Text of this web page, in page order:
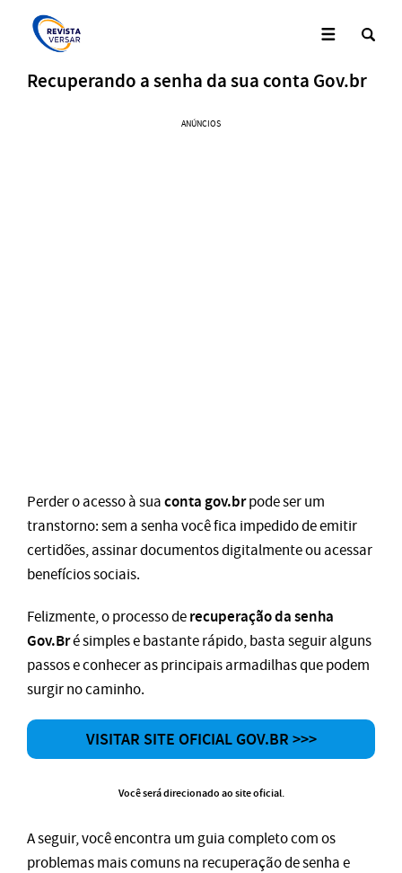
Recuperando a senha da sua conta Gov.br
ANÚNCIOS
Perder o acesso à suaconta gov.brpode ser um
transtorno: sem a senha você fica impedido de emitir
certidões, assinar documentos digitalmente ou acessar
benefícios sociais.
Felizmente, o processo derecuperação da senha
Gov.Bré simples e bastante rápido, basta seguir alguns
passos e conhecer as principais armadilhas que podem
surgir no caminho.
VISITAR SITE OFICIAL GOV.BR >>>
Você será direcionado ao site oficial.
A seguir, você encontra um guia completo com os
problemas mais comuns na recuperação de senha e